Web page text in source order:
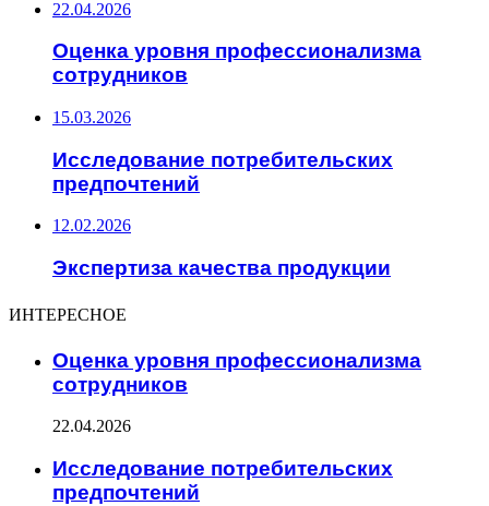
22.04.2026
Оценка уровня профессионализма
сотрудников
15.03.2026
Исследование потребительских
предпочтений
12.02.2026
Экспертиза качества продукции
ИНТЕРЕСНОЕ
Оценка уровня профессионализма
сотрудников
22.04.2026
Исследование потребительских
предпочтений